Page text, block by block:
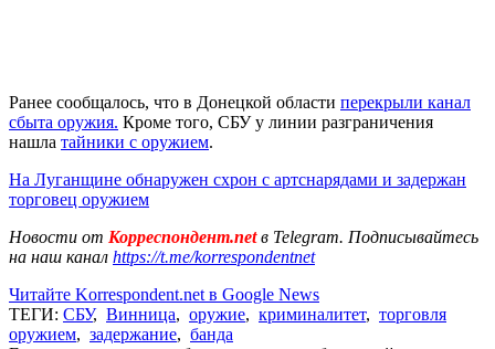
Ранее сообщалось, что в Донецкой области перекрыли канал
сбыта оружия. Кроме того, СБУ у линии разграничения
нашла тайники с оружием.
На Луганщине обнаружен схрон с артснарядами и задержан
торговец оружием
Новости от Корреспондент.netв Telegram. Подписывайтесь
на наш канал https://t.me/korrespondentnet
Читайте Korrespondent.net в Google News
ТЕГИ: СБУ, Винница, оружие, криминалитет, торговля
оружием, задержание, банда